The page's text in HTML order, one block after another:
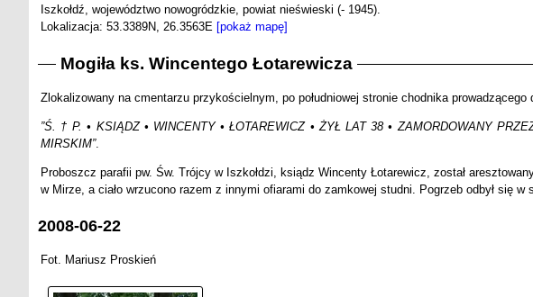
Iszkołdź, województwo nowogródzkie, powiat nieświeski (- 1945).
Lokalizacja: 53.3389N, 26.3563E [pokaż mapę]
Mogiła ks. Wincentego Łotarewicza
Zlokalizowany na cmentarzu przykościelnym, po południowej stronie chodnika
”Ś. † P. • KSIĄDZ • WINCENTY • ŁOTAREWICZ • ŻYŁ LAT 38 • ZAMORDOWANY
MIRSKIM”.
Proboszcz parafii pw. Św. Trójcy w Iszkołdzi, ksiądz Wincenty Łotarewicz, został
w Mirze, a ciało wrzucono razem z innymi ofiarami do zamkowej studni. Pogrzeb odbył się w
2008-06-22
Fot. Mariusz Proskień